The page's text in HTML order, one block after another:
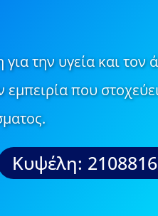
την υγεία και
που
Κυψέλη: